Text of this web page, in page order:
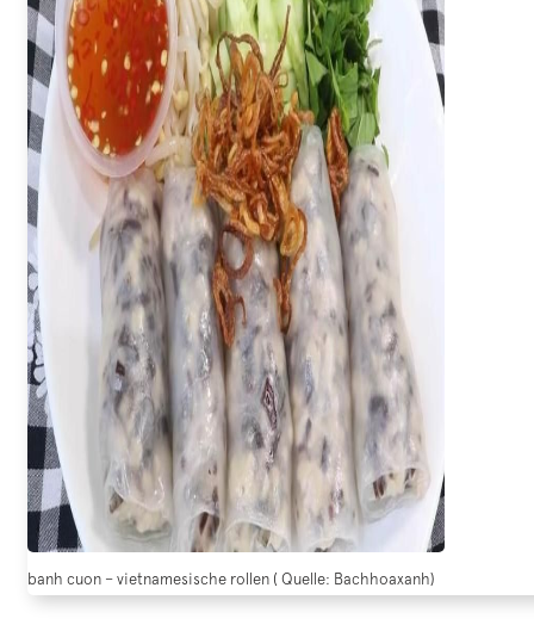
banh cuon – vietnamesische rollen ( Quelle: Bachhoaxanh)